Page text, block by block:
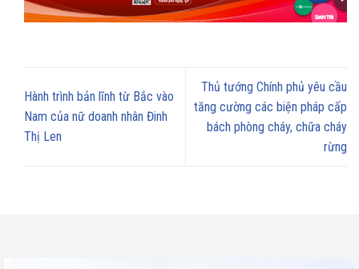
Hành trình bản lĩnh từ Bắc vào
Nam của nữ doanh nhân Đinh
Thị Len
Thủ tướng Chính phủ yêu cầu
tăng cường các biện pháp cấp
bách phòng cháy, chữa cháy
rừng